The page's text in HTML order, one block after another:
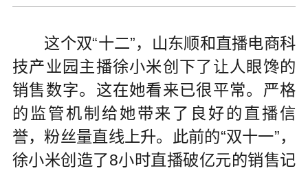
这个双“十二”，山东顺和直播电商科
技产业园主播徐小米创下了让人眼馋的
销售数字。这在她看来已很平常。严格
的监管机制给她带来了良好的直播信
誉，粉丝量直线上升。此前的“双十一”，
徐小米创造了8小时直播破亿元的销售记